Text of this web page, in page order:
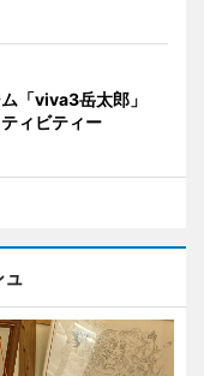
ム「viva3岳太郎」
ィビティー